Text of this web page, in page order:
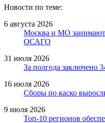
Новости по теме:
6 августа 2026
Москва и МО занимают
ОСАГО
31 июля 2026
За полгода
16 июля 2026
Сборы по каско
9 июля 2026
Топ-10 регионов